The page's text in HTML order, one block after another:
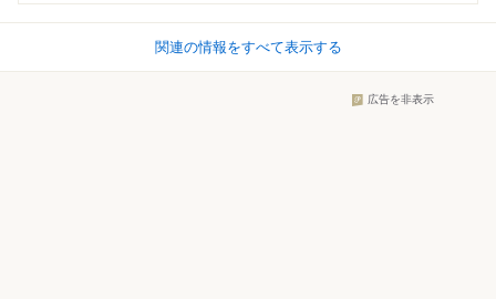
関連の情報をすべて表示する
広告を非表示